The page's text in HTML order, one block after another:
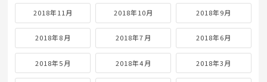
2018年11月 2018年10月 2018年9月
2018年8月 2018年7月 2018年6月
2018年5月 2018年4月 2018年3月